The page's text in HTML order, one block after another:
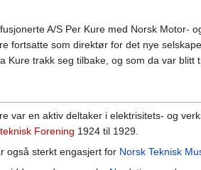
A/S Per Kure med Norsk Motor-
fortsatte som direktør for det nye
Kure trakk seg tilbake, og som da var blitt
var en aktiv deltaker i elektrisitets- og
Forening 1924 til 1929.
også sterkt engasjert for Norsk Teknisk